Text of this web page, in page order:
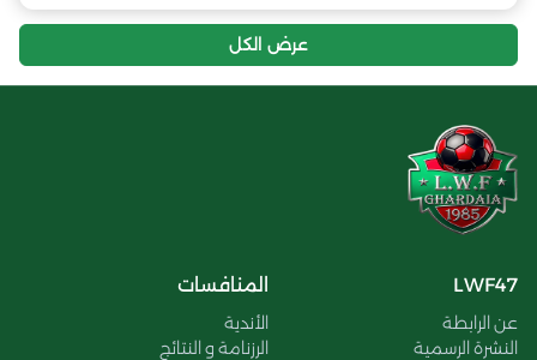
عرض الكل
LWF47
عن الرابطة
النشرة الرسمية
المنافسات
الأندية
الرزنامة و النتائج